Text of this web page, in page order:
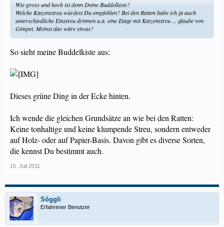
Wie gross und hoch ist denn Deine Buddelkiste?
Welche Katzenstreu würdest Du empfehlen? Bei den Ratten habe ich ja auch
unterschiedliche Einstreu drinnen u.a. eine Etage mit Katzenstreu ... glaube von
Gimpet. Meinst das wäre etwas?
So sieht meine Buddelkiste aus:
Dieses grüne Ding in der Ecke hinten.
Ich wende die gleichen Grundsätze an wie bei den Ratten:
Keine tonhaltige und keine klumpende Streu, sondern entweder
auf Holz- oder auf Papier-Basis. Davon gibt es diverse Sorten,
die kennst Du bestimmt auch.
15. Juli 2011
Söggli
Erfahrener Benutzer